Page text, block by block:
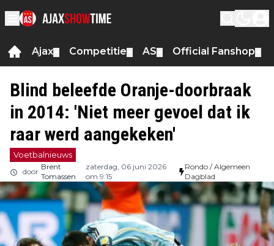
Ajax Competitie AS Official Fanshop
Blind beleefde Oranje-doorbraak
in 2014: 'Niet meer gevoel dat ik
raar werd aangekeken'
Voetbalnieuws
door
Brent
Tomassen
zaterdag, 06 juni 2026
om 9:15
Rondo / Algemeen
Dagblad